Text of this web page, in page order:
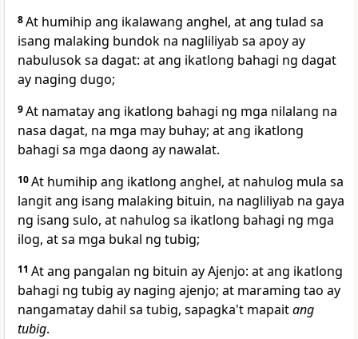
8At humihip ang ikalawang anghel, at ang tulad sa
isang malaking bundok na nagliliyab sa apoy ay
nabulusok sa dagat: at ang ikatlong bahagi ng dagat
ay naging dugo;
9At namatay ang ikatlong bahagi ng mga nilalang na
nasa dagat, na mga may buhay; at ang ikatlong
bahagi sa mga daong ay nawalat.
10At humihip ang ikatlong anghel, at nahulog mula sa
langit ang isang malaking bituin, na nagliliyab na gaya
ng isang sulo, at nahulog sa ikatlong bahagi ng mga
ilog, at sa mga bukal ng tubig;
11 At ang pangalan ng bituin ayAjenjo: at ang ikatlong
bahagi ng tubig ay naging ajenjo; at maraming tao ay
nangamatay dahil sa tubig, sapagka't mapaitang
tubig.